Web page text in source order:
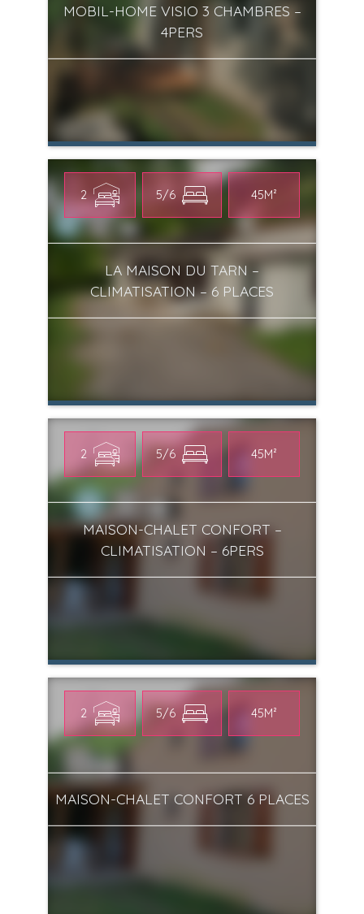
MOBIL-HOME VISIO 3 CHAMBRES –
4PERS
LA MAISON DU TARN –
CLIMATISATION – 6 PLACES
2 5/6 45M²
MAISON-CHALET CONFORT –
CLIMATISATION – 6PERS
2 5/6 45M²
MAISON-CHALET CONFORT 6 PLACES
2 5/6 45M²